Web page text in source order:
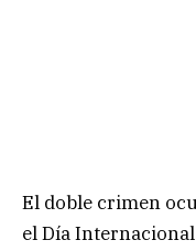
El doble crimen
el Día